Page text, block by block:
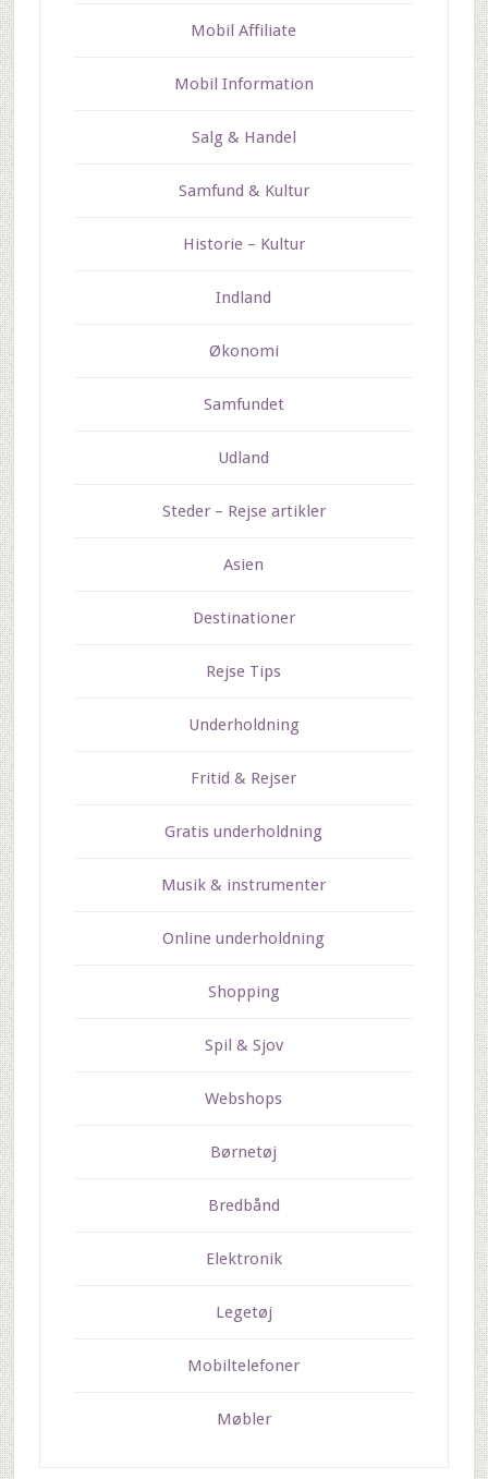
Mobil Affiliate
Mobil Information
Salg & Handel
Samfund & Kultur
Historie – Kultur
Indland
Økonomi
Samfundet
Udland
Steder – Rejse artikler
Asien
Destinationer
Rejse Tips
Underholdning
Fritid & Rejser
Gratis underholdning
Musik & instrumenter
Online underholdning
Shopping
Spil & Sjov
Webshops
Børnetøj
Bredbånd
Elektronik
Legetøj
Mobiltelefoner
Møbler